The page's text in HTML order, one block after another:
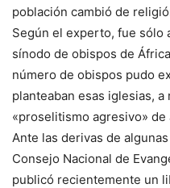
población cambió de
Según el experto, fue sólo
sínodo de obispos de
número de obispos pudo
planteaban esas iglesias,
«proselitismo agresivo»
Ante las derivas de
Consejo Nacional de
publicó recientemente un